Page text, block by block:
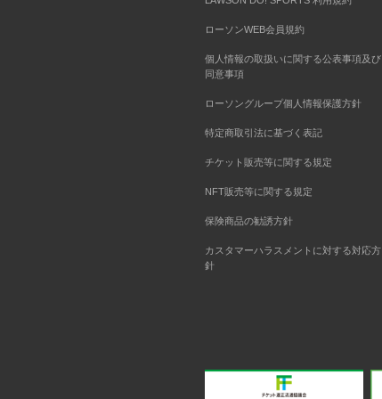
ローソンWEB会員規約
個人情報の取扱いに関する公表事項及び
同意事項
ローソングループ個人情報保護方針
特定商取引法に基づく表記
チケット販売等に関する規定
NFT販売等に関する規定
保険商品の勧誘方針
カスタマーハラスメントに対する対応方
針